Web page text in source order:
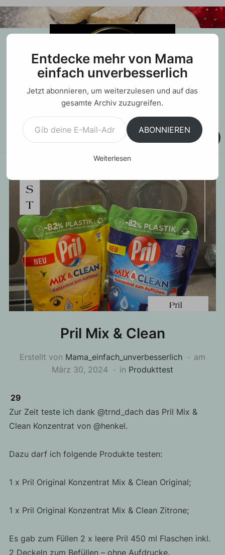
MENU
Pril Mix & Clean
Erstellt von Mama_einfach_unverbesserlich
am
März 30, 2024
in Produkttest
29
Zur Zeit teste ich dank @trnd_dach das Pril Mix &
Clean Konzentrat von @henkel.
Dazu darf ich folgende Produkte testen:
1 x Pril Original Konzentrat Mix & Clean Original;
1 x Pril Original Konzentrat Mix & Clean Zitrone;
Es gab zum Füllen 2 x leere Pril 450 ml Flaschen inkl.
2 Deckeln zum Befüllen – ohne Aufdrucke.
Entdecke mehr von Mama
einfach unverbesserlich
Jetzt abonnieren, um weiterzulesen und auf das
gesamte Archiv zuzugreifen.
Gib deine E-Mail-Adresse ein ...
ABONNIEREN
Weiterlesen